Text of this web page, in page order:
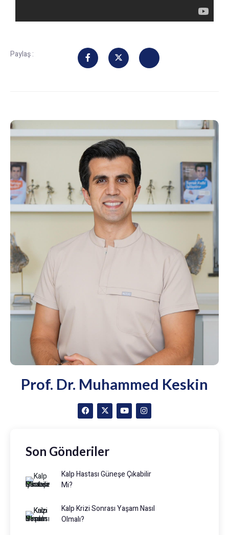
Paylaş :
Prof. Dr. Muhammed Keskin
Son Gönderiler
Kalp Hastası Güneşe Çıkabilir
Mi?
Kalp Krizi Sonrası Yaşam Nasıl
Olmalı?